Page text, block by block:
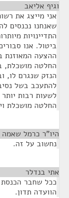
וגיף אליאב
אני מייצג את
שאנחנו נכנסים
התדיינויות
ההצעה המאוזנת
החלטה מושכלת,
הנזק שנגרם לו,
להתעכב בשל
לשעות רבות
החלטה מושכלת
היו"ר כרמל שאמה
נחשוב על זה.
אתי בנדלר
ככל שחבר
הוועדה תדון.